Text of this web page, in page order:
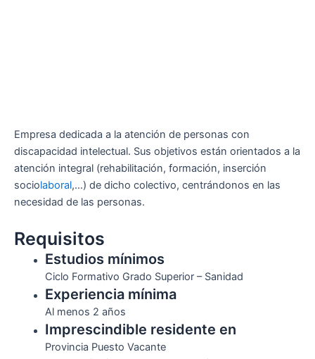
Empresa dedicada a la atención de personas con
discapacidad intelectual. Sus objetivos están orientados a la
atención integral (rehabilitación, formación, inserción
sociolaboral,…) de dicho colectivo, centrándonos en las
necesidad de las personas.
Requisitos
Estudios mínimos
Ciclo Formativo Grado Superior – Sanidad
Experiencia mínima
Al menos 2 años
Imprescindible residente en
Provincia Puesto Vacante